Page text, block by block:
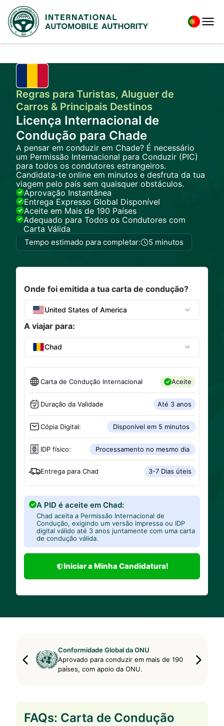
Regras para Turistas, Aluguer de
Carros & Principais Destinos
Licença Internacional de
Condução para Chade
A pensar em conduzir em Chade? É necessário
um Permissão Internacional para Conduzir (PIC)
para todos os condutores estrangeiros.
Candidata-te online em minutos e desfruta da tua
viagem pelo país sem quaisquer obstáculos.
Aprovação Instantânea
Entrega Expresso Global Disponível
Aceite em Mais de 190 Países
Adequado para Todos os Condutores com
Carta Válida
Tempo estimado para completar: 5 minutos
Onde foi emitida a tua carta de condução?
United States of America
A viajar para:
Chad
Carta de Condução Internacional Aceite
Duração da Validade Até 3 anos
Cópia Digital: Disponível em 5 minutos
IDP físico: Processamento no mesmo dia
Entrega para Chad 3-7 Dias úteis
A PID é aceite em Chad:
Chad aceita a Permissão Internacional de
Condução, exigindo um versão impressa ou IDP
digital válido até 3 anos juntamente com uma carta
de condução válida.
Iniciar a Minha Candidatura!
Conformidade Global da ONU
Aprovado para conduzir em mais de 190
países, com apoio da ONU.
FAQs: Carta de Condução